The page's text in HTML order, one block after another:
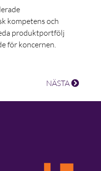
kompetens och
produktportfölj
för koncernen.
NÄSTA